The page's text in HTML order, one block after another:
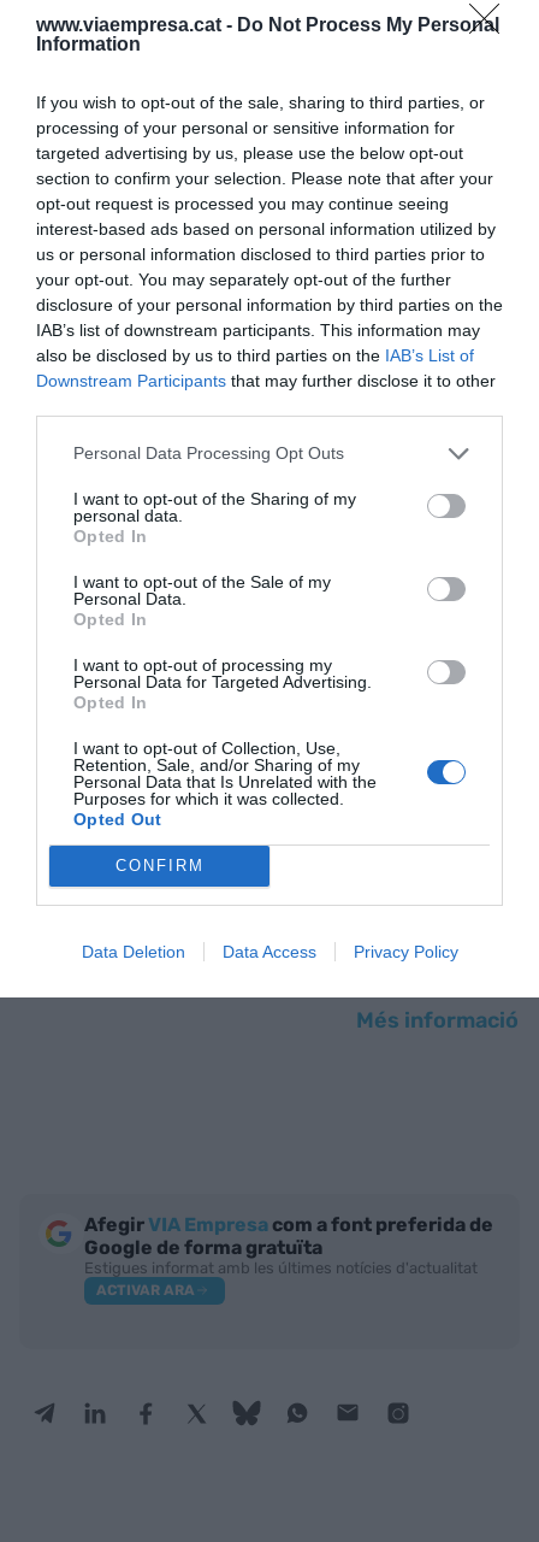
www.viaempresa.cat - Do Not Process My Personal
Information
If you wish to opt-out of the sale, sharing to third parties, or
processing of your personal or sensitive information for
targeted advertising by us, please use the below opt-out
section to confirm your selection. Please note that after your
opt-out request is processed you may continue seeing
interest-based ads based on personal information utilized by
us or personal information disclosed to third parties prior to
your opt-out. You may separately opt-out of the further
disclosure of your personal information by third parties on the
IAB’s list of downstream participants. This information may
also be disclosed by us to third parties on the IAB’s List of
Downstream Participants that may further disclose it to other
Personal Data Processing Opt Outs
I want to opt-out of the Sharing of my
personal data.
Opted In
I want to opt-out of the Sale of my
Personal Data.
Opted In
I want to opt-out of processing my
Personal Data for Targeted Advertising.
Opted In
I want to opt-out of Collection, Use,
Retention, Sale, and/or Sharing of my
Personal Data that Is Unrelated with the
Purposes for which it was collected.
Opted Out
CONFIRM
Data Deletion Data Access Privacy Policy
cinc sectors.
L'error de Nissan en la tria del sistema de
costos
La marca de cotxes nord-americana va optar per
un sistema total decostos , el que significa que va
tenir les seves fàbriques a ple rendiment per fer
que ladespesagenerada pel funcionament i
manteniment quedésamortitzadaamb la
producció i les vendes. Una tria que semblava
encertada fins que el mercat va quedar saturat
de vehicles Nissan i va haver de decaure el preu
de venda. Si, per contra, hagués escollit un model
costos variable, hauria assumit una
producció inferior i especialitzada en mòduls,
peces o diferent, o oberta en funció de la
demanda.
Peter
Navarro
Editorial
Any de
2009
Pàgines:376
Més informació
AfegirVIA Empresa com a font preferida de
Google de forma gratuïta
Estigues informat amb les últimes notícies d'actualitat
ACTIVAR ARA